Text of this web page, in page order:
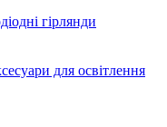
гірлянди
для освітлення